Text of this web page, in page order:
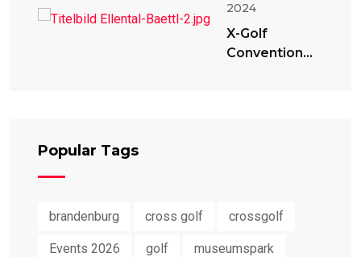
2024
X-Golf
Convention
Popular Tags
brandenburg cross golf crossgolf
Events 2026 golf museumspark